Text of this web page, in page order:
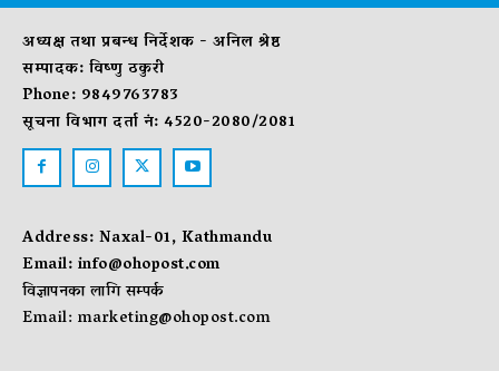
अध्यक्ष तथा प्रबन्ध निर्देशक - अनिल श्रेष्ठ
सम्पादक: विष्णु ठकुरी
Phone: 9849763783
सूचना विभाग दर्ता नं: 4520-2080/2081
Address: Naxal-01, Kathmandu
Email:info@ohopost.com
विज्ञापनका लागि सम्पर्क
Email:marketing@ohopost.com